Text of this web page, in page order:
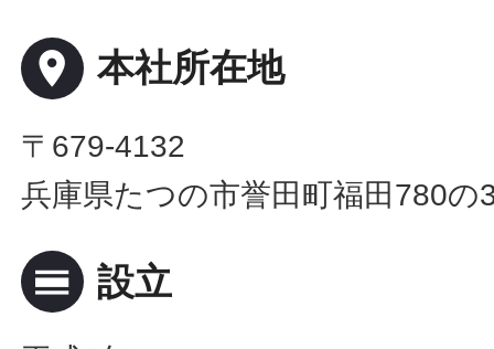
place 本社所在地
〒679-4132
兵庫県たつの市誉田町福田780の
calendar_view_day 設立